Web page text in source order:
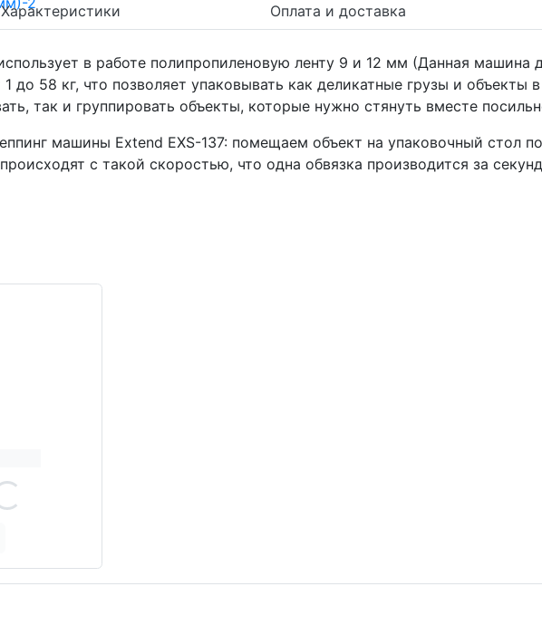
Характеристики Оплата и доставка
в работе полипропиленовую ленту 9 и 12 мм (Данная
до 58 кг, что позволяет упаковывать как деликатные грузы и объекты
так и группировать объекты, которые нужно стянуть вместе
машины Extend EXS-137: помещаем объект на упаковочный стол
с такой скоростью, что одна обвязка производится за